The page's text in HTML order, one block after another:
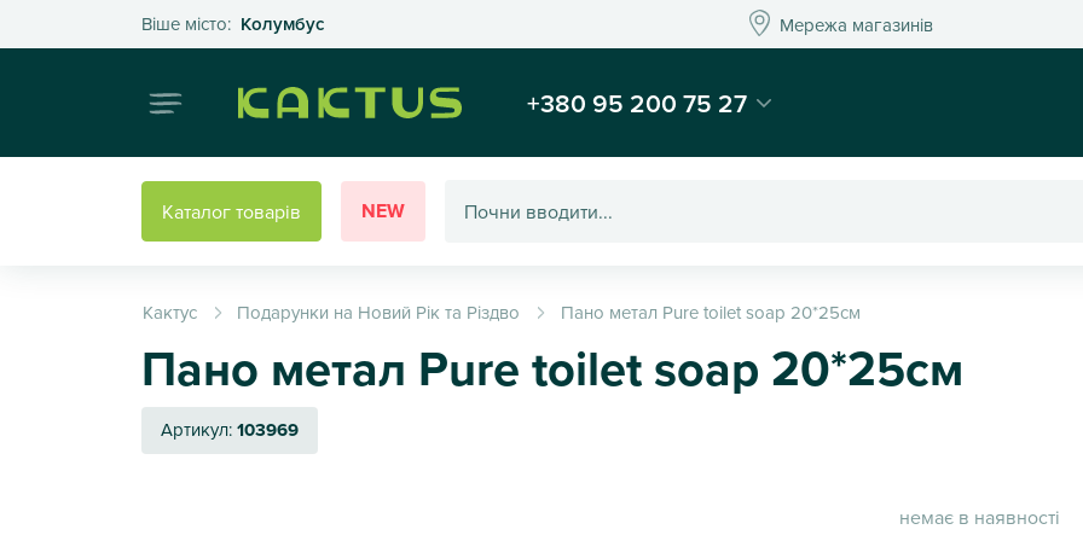
Віше місто: КолумбусОберіть своє місто Мережа магазинівМережа магазинів
Інтернет-магазин подарунків та декору - Kaktus
+380 95 200 75 27
Каталог товарів NEW
Кактус Подарунки на Новий Рік та Різдво Пано метал Pure toilet soap 20*25см
Пано метал Pure toilet soap 20*25см
Артикул:103969
немає в наявності